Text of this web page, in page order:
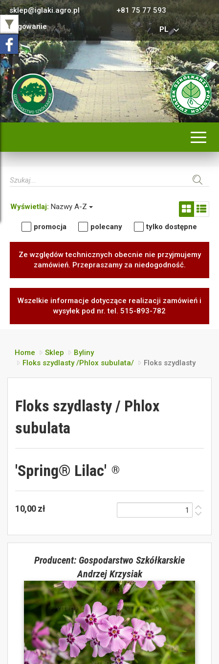
sklep@iglaki.agro.pl
+81 75 77 593
Logowanie
PL
Wyświetlaj: Nazwy A-Z
promocja polecany tylko dostępne
Ze względów technicznych obecnie nie przyjmujemy
zamówień. Przepraszamy za niedogodność.
Wszelkie informacje dotyczące realizacji zamówień i
wysyłek pod nr. tel. 515-893-782
Home Sklep
Byliny
Floks szydlasty /Phlox subulata/
Floks szydlasty
Floks szydlasty / Phlox
subulata
'Spring® Lilac' ®
10,00 zł
Producent: Gospodarstwo Szkółkarskie
Andrzej Krzysiak